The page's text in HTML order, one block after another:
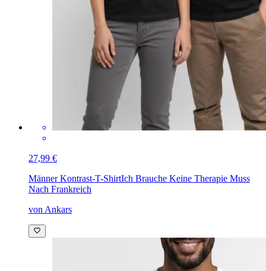
27,99 €
Männer Kontrast-T-ShirtIch Brauche Keine Therapie Muss
Nach Frankreich
von Ankars